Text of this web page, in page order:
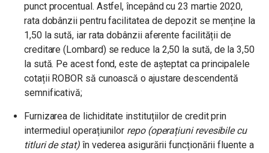
punct procentual. Astfel, începând cu 23 martie 2020,
rata dobânzii pentru facilitatea de depozit se menține la
1,50 la sută, iar rata dobânzii aferente facilității de
creditare (Lombard) se reduce la 2,50 la sută, de la 3,50
la sută. Pe acest fond, este de așteptat ca principalele
cotații ROBOR să cunoască o ajustare descendentă
semnificativă;
Furnizarea de lichiditate instituțiilor de credit prin
intermediul operațiunilor repo (operațiuni revesibile cu
titluri de stat) în vederea asigurării funcționării fluente a